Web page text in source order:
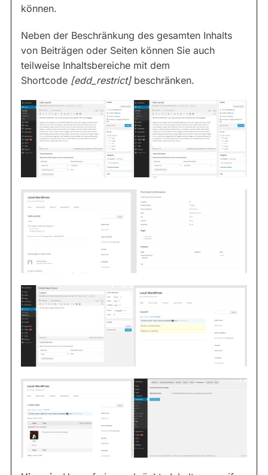
können.
Neben der Beschränkung des gesamten Inhalts
von Beiträgen oder Seiten können Sie auch
teilweise Inhaltsbereiche mit dem
Shortcode [edd_restrict] beschränken.